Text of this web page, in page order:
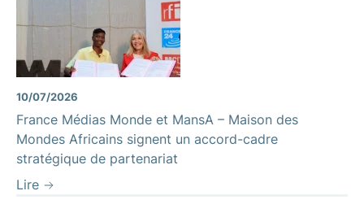
10/07/2026
France Médias Monde et MansA – Maison des
Mondes Africains signent un accord-cadre
stratégique de partenariat
Lire